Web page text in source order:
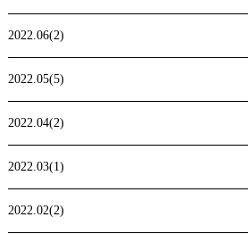
2022.06(2)
2022.05(5)
2022.04(2)
2022.03(1)
2022.02(2)